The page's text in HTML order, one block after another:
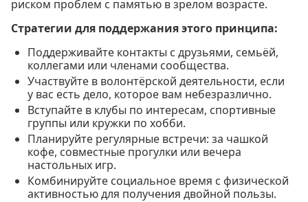
риском проблем с памятью в зрелом возрасте.
Стратегии для поддержания этого принципа:
Поддерживайте контакты с друзьями, семьёй,
коллегами или членами сообщества.
Участвуйте в волонтёрской деятельности, если
у вас есть дело, которое вам небезразлично.
Вступайте в клубы по интересам, спортивные
группы или кружки по хобби.
Планируйте регулярные встречи: за чашкой
кофе, совместные прогулки или вечера
настольных игр.
Комбинируйте социальное время с физической
активностью для получения двойной пользы.